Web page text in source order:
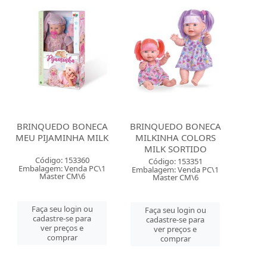
BRINQUEDO BONECA
MEU PIJAMINHA MILK
Código: 153360
Embalagem: Venda PC\1
Master CM\6
Faça seu login ou
cadastre-se para
ver preços e
comprar
BRINQUEDO BONECA
MILKINHA COLORS
MILK SORTIDO
Código: 153351
Embalagem: Venda PC\1
Master CM\6
Faça seu login ou
cadastre-se para
ver preços e
comprar